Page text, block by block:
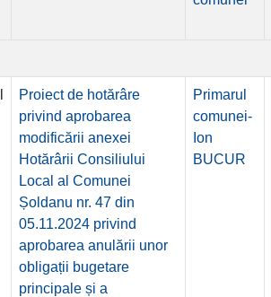
Proiect de hotărâre
privind aprobarea
modificării anexei
Hotărârii Consiliului
Local al Comunei
Șoldanu nr. 47 din
05.11.2024 privind
aprobarea anulării unor
obligații bugetare
principale și a
Primarul
comunei-
Ion
BUCUR